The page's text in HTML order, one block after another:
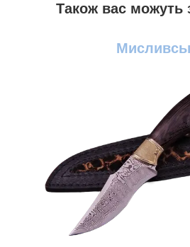
Також вас можуть